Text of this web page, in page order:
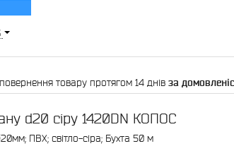
повернення товару протягом 14 днів за
d20 сіру 1420DN КОПОС
ПВХ; світло-сіра; Бухта 50 м